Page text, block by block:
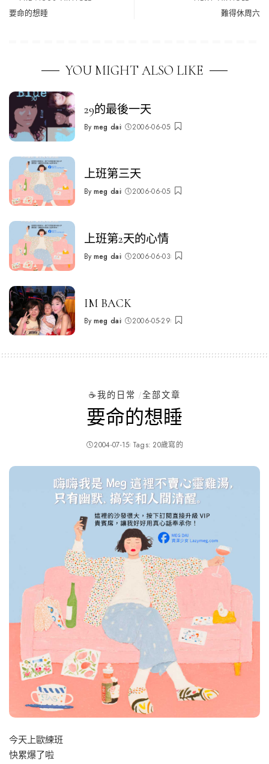
要命的想睡 難得休周六
YOU MIGHT ALSO LIKE
29的最後一天
Posted
By meg dai 2006-06-05
上班第三天
Posted
By meg dai 2006-06-05
上班第2天的心情
Posted
By meg dai 2006-06-03
IM BACK
Posted
By meg dai 2006-05-29
☕️我的日常 全部文章
要命的想睡
2004-07-15 Tags: 20歲寫的
今天上歐練班
快累爆了啦